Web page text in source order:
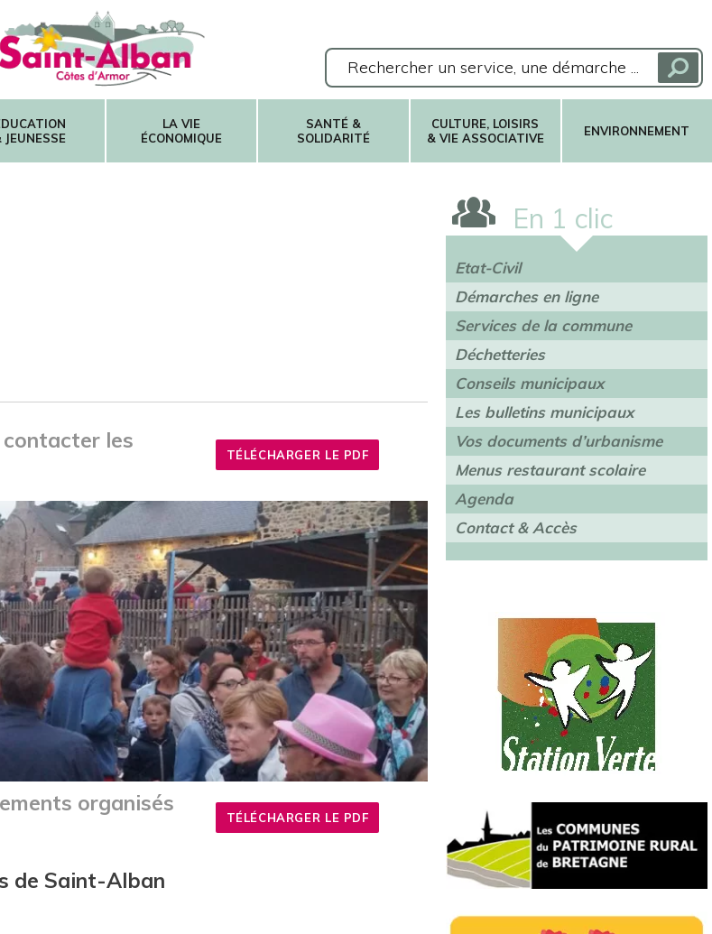
de Saint-Alban – Côtes d'Armor
JEUNESSE
LA VIE
ÉCONOMIQUE
SANTÉ &
SOLIDARITÉ
CULTURE, LOISIRS
& VIE ASSOCIATIVE
ENVIRONNEMENT
les
TÉLÉCHARGER LE PDF
organisés
TÉLÉCHARGER LE PDF
de Saint-Alban
En 1 clic
Etat-Civil
Démarches en ligne
Services de la commune
Déchetteries
Conseils municipaux
Les bulletins municipaux
Vos documents d’urbanisme
Menus restaurant scolaire
Agenda
Contact & Accès